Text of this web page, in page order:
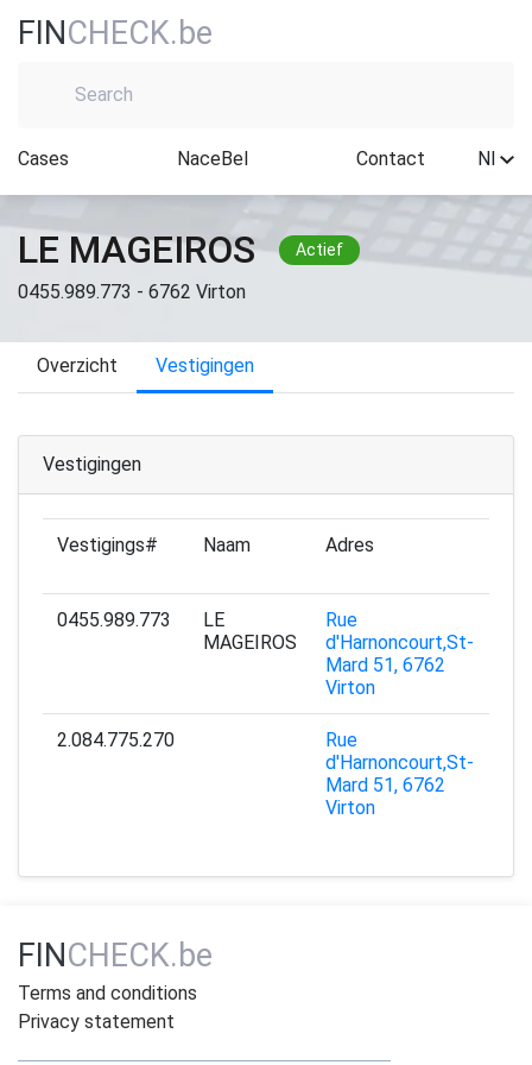
FINCHECK.be
Cases NaceBel Contact Nl
LE MAGEIROS Actief
0455.989.773 - 6762 Virton
Overzicht Vestigingen
Vestigingen
Vestigings# Naam Adres
0455.989.773
LE
MAGEIROS
Rue
d'Harnoncourt,St-
Mard 51, 6762
Virton
2.084.775.270
Rue
d'Harnoncourt,St-
Mard 51, 6762
Virton
FINCHECK.be
Terms and conditions
Privacy statement